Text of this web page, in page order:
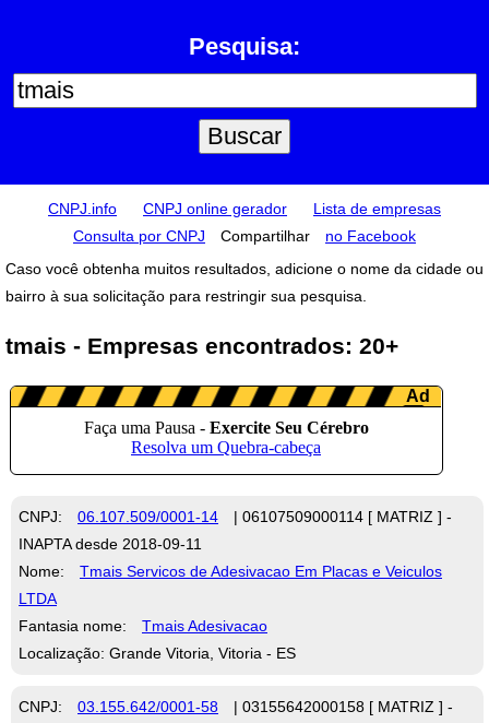
Pesquisa:
CNPJ.info CNPJ online gerador
Lista de empresas
Consulta por CNPJ
Compartilhar
no Facebook
Caso você obtenha muitos resultados, adicione o nome da cidade ou
bairro à sua solicitação para restringir sua pesquisa.
tmais - Empresas encontrados: 20+
CNPJ: 06.107.509/0001-14
| 06107509000114 [ MATRIZ ] -
INAPTA desde 2018-09-11
Nome:
Tmais Servicos de Adesivacao Em Placas e Veiculos
LTDA
Fantasia nome:
Tmais Adesivacao
Localização: Grande Vitoria, Vitoria - ES
CNPJ: 03.155.642/0001-58
| 03155642000158 [ MATRIZ ] -